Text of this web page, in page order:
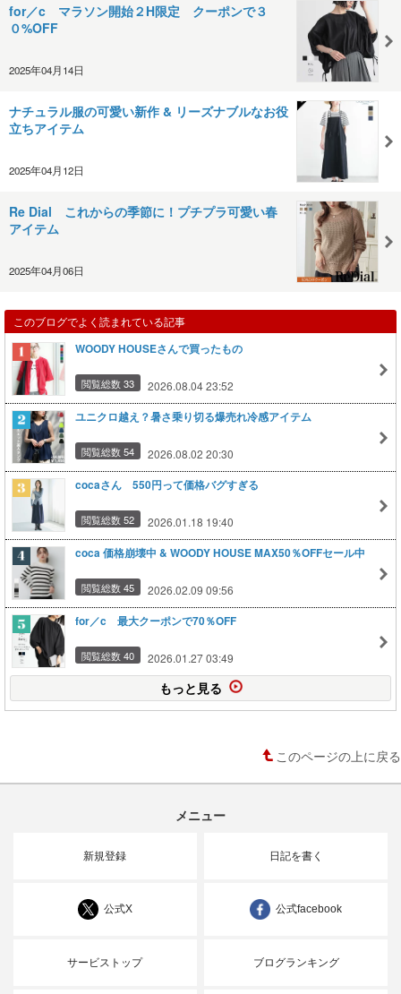
for／c マラソン開始２H限定 クーポンで３
０%OFF
2025年04月14日
ナチュラル服の可愛い新作 & リーズナブルなお役
立ちアイテム
2025年04月12日
Re Dial これからの季節に！プチプラ可愛い春
アイテム
2025年04月06日
このブログでよく読まれている記事
WOODY HOUSEさんで買ったもの
閲覧総数 33 2026.08.04 23:52
ユニクロ越え？暑さ乗り切る爆売れ冷感アイテム
閲覧総数 54 2026.08.02 20:30
cocaさん 550円って価格バグすぎる
閲覧総数 52 2026.01.18 19:40
coca 価格崩壊中 & WOODY HOUSE MAX50％OFFセール中
閲覧総数 45 2026.02.09 09:56
for／c 最大クーポンで70％OFF
閲覧総数 40 2026.01.27 03:49
もっと見る
このページの上に戻る
メニュー
新規登録 日記を書く
公式X 公式facebook
サービストップ ブログランキング